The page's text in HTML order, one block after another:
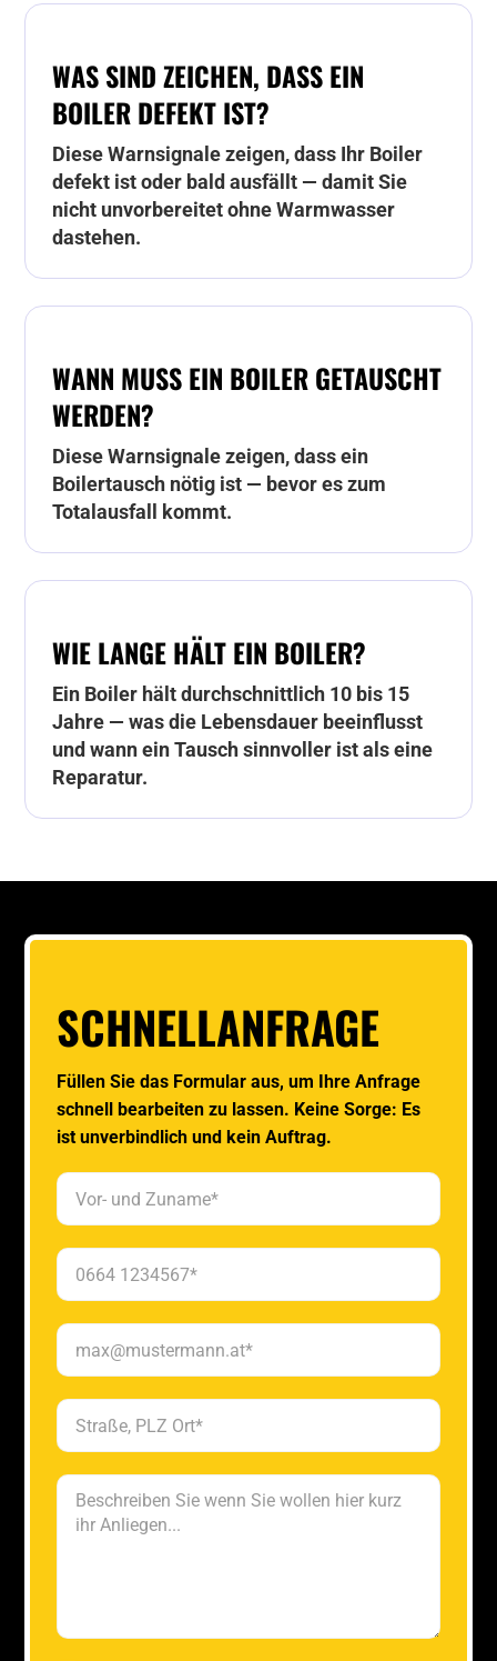
WAS SIND ZEICHEN, DASS EIN
BOILER DEFEKT IST?
Diese Warnsignale zeigen, dass Ihr Boiler
defekt ist oder bald ausfällt — damit Sie
nicht unvorbereitet ohne Warmwasser
dastehen.
WANN MUSS EIN BOILER GETAUSCHT
WERDEN?
Diese Warnsignale zeigen, dass ein
Boilertausch nötig ist — bevor es zum
Totalausfall kommt.
WIE LANGE HÄLT EIN BOILER?
Ein Boiler hält durchschnittlich 10 bis 15
Jahre — was die Lebensdauer beeinflusst
und wann ein Tausch sinnvoller ist als eine
Reparatur.
SCHNELLANFRAGE
Füllen Sie das Formular aus, um Ihre Anfrage
schnell bearbeiten zu lassen. Keine Sorge: Es
ist unverbindlich und kein Auftrag.